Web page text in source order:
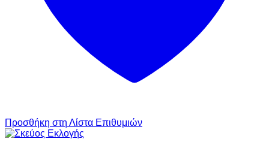
Προσθήκη στη Λίστα Επιθυμιών